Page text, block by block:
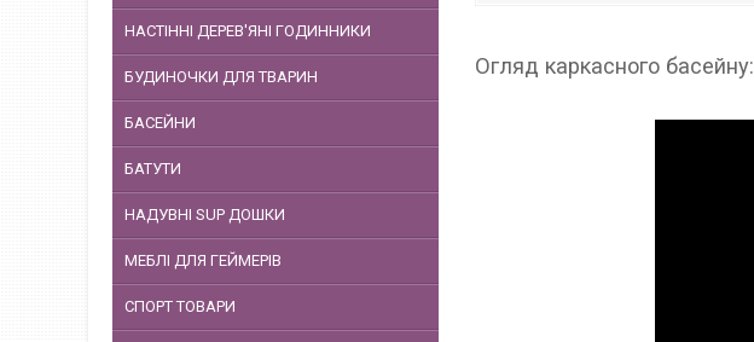
Огляд каркасного басейну:
НАСТІННІ ДЕРЕВ'ЯНІ ГОДИННИКИ
БУДИНОЧКИ ДЛЯ ТВАРИН
БАСЕЙНИ
БАТУТИ
НАДУВНІ SUP ДОШКИ
МЕБЛІ ДЛЯ ГЕЙМЕРІВ
СПОРТ ТОВАРИ